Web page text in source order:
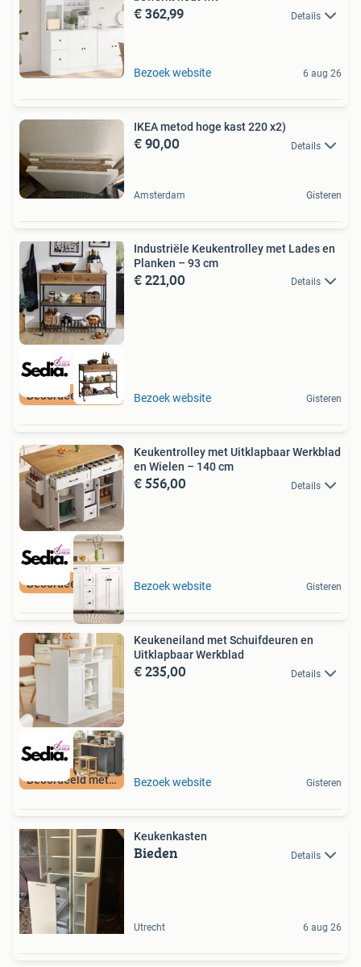
€ 362,99 Details
Bezoek website 6 aug 26
IKEA metod hoge kast 220 x2)
€ 90,00 Details
Amsterdam Gisteren
Beoordeeld met 9+
Industriële Keukentrolley met Lades en
Planken – 93 cm
€ 221,00 Details
Bezoek website Gisteren
Beoordeeld met 9+
Keukentrolley met Uitklapbaar Werkblad
en Wielen – 140 cm
€ 556,00 Details
Bezoek website Gisteren
Beoordeeld met 9+
Keukeneiland met Schuifdeuren en
Uitklapbaar Werkblad
€ 235,00 Details
Bezoek website Gisteren
Keukenkasten
Bieden Details
Utrecht 6 aug 26